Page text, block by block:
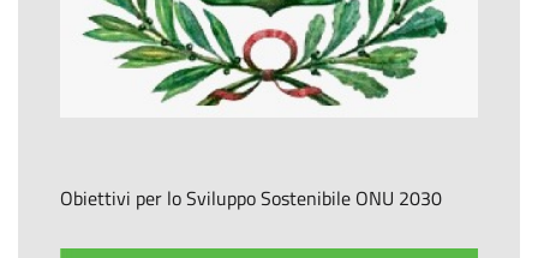
Obiettivi per lo Sviluppo Sostenibile ONU 2030